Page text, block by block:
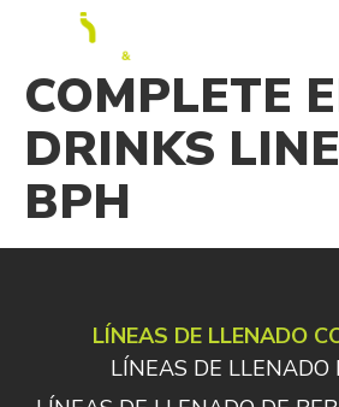
COMPLETE
DRINKS
BPH
LÍNEAS DE LLENADO
LÍNEAS DE LLENADO